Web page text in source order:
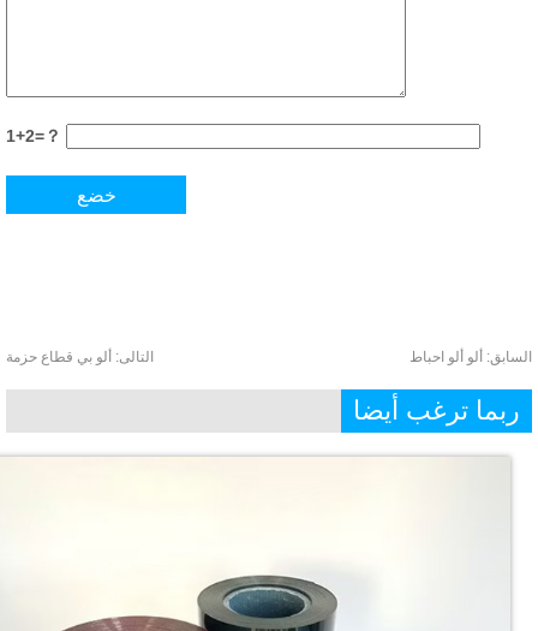
1+2=？
ألو ألو احباط التالى:ألو بي قطاع حزمة
ترغب أيضا